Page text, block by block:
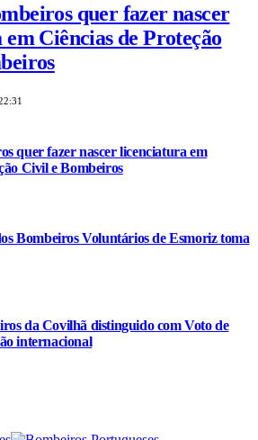
quer fazer nascer
Ciências de Proteção
quer fazer nascer licenciatura em
Civil e Bombeiros
Bombeiros Voluntários de Esmoriz toma
da Covilhã distinguido com Voto de
internacional